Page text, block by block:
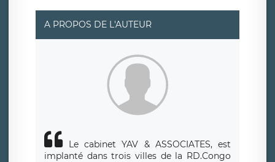
rue Léopold Sédar Senghor, joignable à l’adresse mail :
responsabledetraitement@legavox.fr. Vous avez
également le droit d’introduire une réclamation auprès
d’une autorité de contrôle.
A PROPOS DE L'AUTEUR
Le cabinet YAV & ASSOCIATES, est
implanté dans trois villes de la RD.Congo